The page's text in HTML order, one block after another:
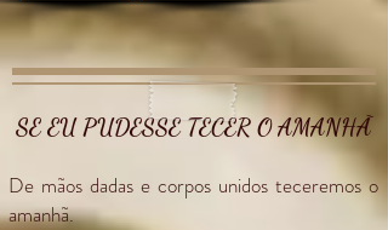
SE EU PUDESSE TECER O AMANHÃ
De mãos dadas e corpos unidos teceremos o
amanhã.